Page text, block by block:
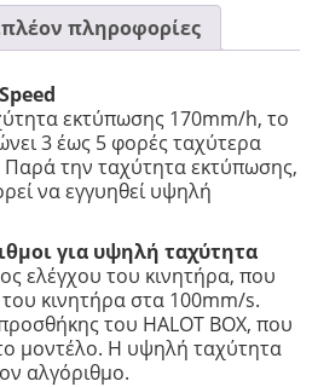
πληροφορίες
εκτύπωσης 170mm/h, το
3 έως 5 φορές ταχύτερα
την ταχύτητα εκτύπωσης,
να εγγυηθεί υψηλή
για υψηλή ταχύτητα
ελέγχου του κινητήρα, που
κινητήρα στα 100mm/s.
του HALOT BOX, που
μοντέλο. Η υψηλή ταχύτητα
αλγόριθμο.